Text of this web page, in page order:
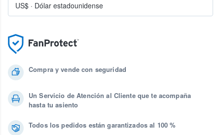
Compra y vende con seguridad
Un Servicio de Atención al Cliente que te acompaña
hasta tu asiento
Todos los pedidos están garantizados al 100 %
US$ · Dólar estadounidense